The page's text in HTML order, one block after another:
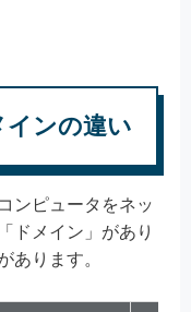
インの違い
ンピュータをネッ
ドメイン」があり
あります。